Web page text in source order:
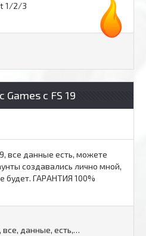
1/2/3
с FS 19
все данные есть, можете
создавались лично мной,
будет. ГАРАНТИЯ 100%
все, данные, есть,…